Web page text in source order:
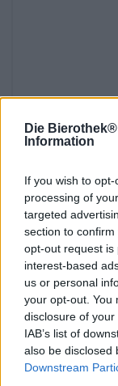
Die
Information
If you wish to
processing of
targeted
section to
opt-out request is
interest-based
us or personal
your opt-out. You
disclosure of
IAB’s list of
also be disclosed
Downstream